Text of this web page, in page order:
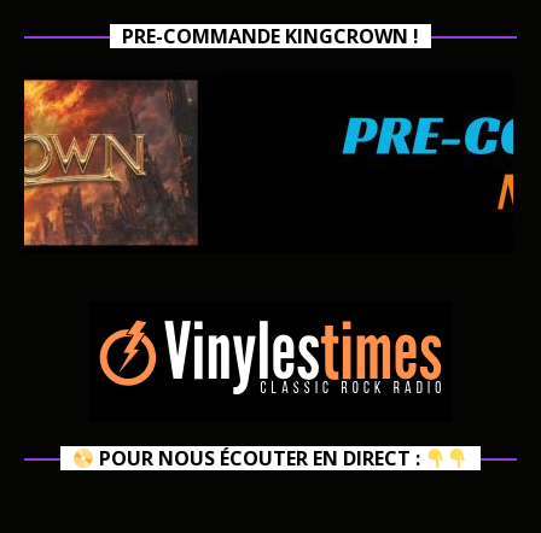
PRE-COMMANDE KINGCROWN !
POUR NOUS ÉCOUTER EN DIRECT :